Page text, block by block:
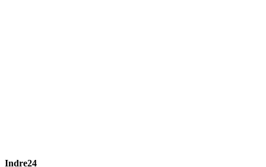
Indre24